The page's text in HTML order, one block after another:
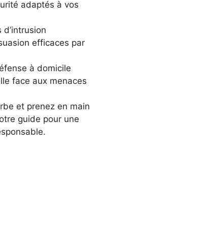
adaptés à vos
efficaces par
à domicile
face aux menaces
et prenez en main
guide pour une